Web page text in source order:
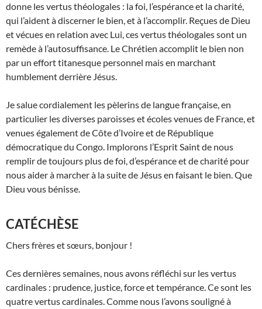
donne les vertus théologales : la foi, l’espérance et la charité,
qui l’aident à discerner le bien, et à l’accomplir. Reçues de Dieu
et vécues en relation avec Lui, ces vertus théologales sont un
remède à l’autosuffisance. Le Chrétien accomplit le bien non
par un effort titanesque personnel mais en marchant
humblement derrière Jésus.
Je salue cordialement les pèlerins de langue française, en
particulier les diverses paroisses et écoles venues de France, et
venues également de Côte d’Ivoire et de République
démocratique du Congo. Implorons l’Esprit Saint de nous
remplir de toujours plus de foi, d’espérance et de charité pour
nous aider à marcher à la suite de Jésus en faisant le bien. Que
Dieu vous bénisse.
CATÉCHÈSE
Chers frères et sœurs, bonjour !
Ces dernières semaines, nous avons réfléchi sur les vertus
cardinales : prudence, justice, force et tempérance. Ce sont les
quatre vertus cardinales. Comme nous l’avons souligné à